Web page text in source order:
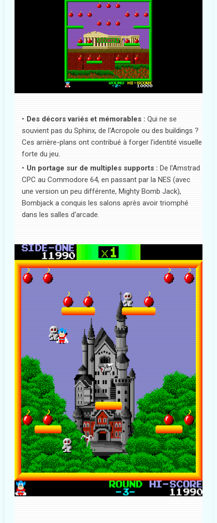
Des décors variés et mémorables : Qui ne se
souvient pas du Sphinx, de l'Acropole ou des buildings ?
Ces arrière-plans ont contribué à forger l'identité visuelle
forte du jeu.
Un portage sur de multiples supports : De l'Amstrad
CPC au Commodore 64, en passant par la NES (avec
une version un peu différente, Mighty Bomb Jack),
Bombjack a conquis les salons après avoir triomphé
dans les salles d'arcade.